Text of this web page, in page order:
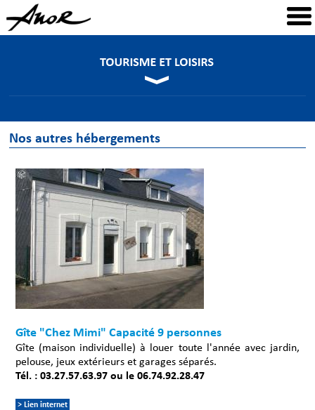
Nos autres hébergements
Gîte "Chez Mimi" Capacité 9 personnes
Gîte (maison individuelle) à louer toute l'année avec jardin,
pelouse, jeux extérieurs et garages séparés.
Tél. : 03.27.57.63.97 ou le 06.74.92.28.47
> Lien internet